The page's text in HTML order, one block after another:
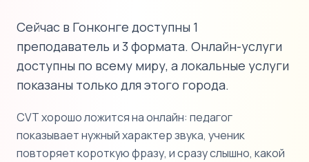
Сейчас в Гонконге доступны 1
преподаватель и 3 формата. Онлайн-услуги
доступны по всему миру, а локальные услуги
показаны только для этого города.
CVT хорошо ложится на онлайн: педагог
показывает нужный характер звука, ученик
повторяет короткую фразу, и сразу слышно, какой